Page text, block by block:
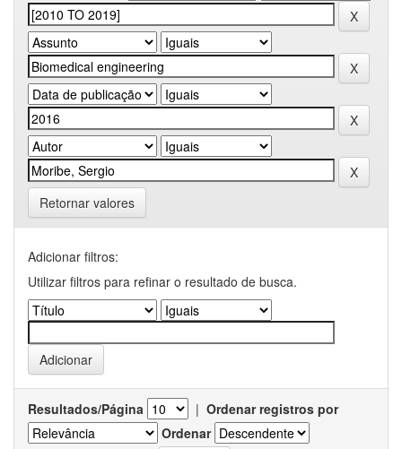
Retornar valores
Adicionar filtros:
Utilizar filtros para refinar o resultado de busca.
Resultados/Página | Ordenar registros por
Ordenar